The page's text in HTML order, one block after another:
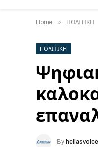
Home » ΠΟΛΙΤΙΚΗ
ΠΟΛΙΤΙΚΗ
By hellasvoice